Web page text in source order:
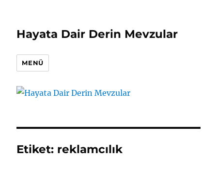
Hayata Dair Derin Mevzular
MENÜ
Etiket: reklamcılık